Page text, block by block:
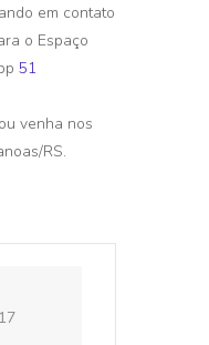
em contato
o Espaço
51
ou venha nos
RS.